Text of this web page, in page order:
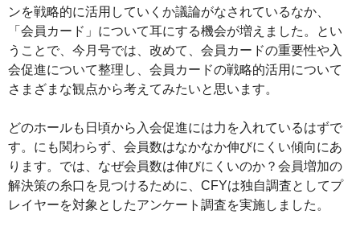
ンを戦略的に活用していくか議論がなされているなか、
「会員カード」について耳にする機会が増えました。とい
うことで、今月号では、改めて、会員カードの重要性や入
会促進について整理し、会員カードの戦略的活用について
さまざまな観点から考えてみたいと思います。
どのホールも日頃から入会促進には力を入れているはずで
す。にも関わらず、会員数はなかなか伸びにくい傾向にあ
ります。では、なぜ会員数は伸びにくいのか？会員増加の
解決策の糸口を見つけるために、CFYは独自調査としてプ
レイヤーを対象としたアンケート調査を実施しました。